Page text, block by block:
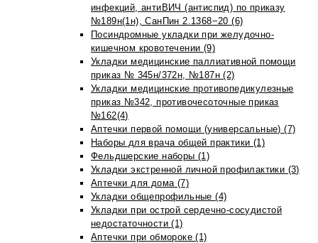
инфекций, антиВИЧ (антиспид) по приказу
№189н(1н), СанПин 2.1368−20 (6)
Посиндромные укладки при желудочно-
кишечном кровотечении (9)
Укладки медицинские паллиативной помощи
приказ № 345н/372н, №187н (2)
Укладки медицинские противопедикулезные
приказ №342, противочесоточные приказ
№162(4)
Аптечки первой помощи (универсальные) (7)
Наборы для врача общей практики (1)
Фельдшерские наборы (1)
Укладки экстренной личной профилактики (3)
Аптечки для дома (7)
Укладки общепрофильные (4)
Укладки при острой сердечно-сосудистой
недостаточности (1)
Аптечки при обмороке (1)